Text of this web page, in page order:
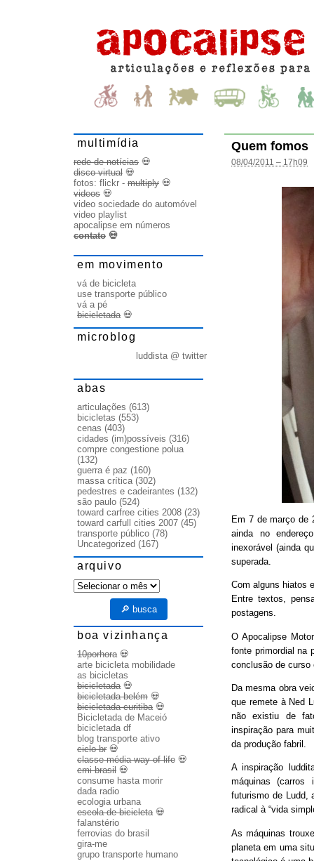
Quem fomos
08/04/2011 – 17h09
Em 7 de março de
ainda no
inexorável (ainda
superada.
Com alguns hiatos
Entre textos,
postagens.
O Apocalipse
fonte primordial na
conclusão de curso
Da mesma obra
que remete à Ned
não existiu de
inspiração para
da produção fabril.
A inspiração
máquinas (carros
futurismo de Ludd,
radical à “vida
As máquinas
planeta em uma
multimídia
rede de notícias 💀
disco virtual 💀
fotos: flickr - multiply 💀
videos 💀
video sociedade do automóvel
video playlist
apocalipse em números
contato 💀
em movimento
vá de bicicleta
use transporte público
vá a pé
bicicletada💀
microblog
luddista @ twitter
abas
articulações (613)
bicicletas (553)
cenas (403)
cidades (im)possíveis (316)
compre congestione polua
(132)
guerra é paz (160)
massa crítica(302)
pedestres e cadeirantes (132)
são paulo (524)
toward carfree cities 2008 (23)
toward carfull cities 2007 (45)
transporte público (78)
Uncategorized (167)
arquivo
arquivo
🔎 busca
boa vizinhança
10porhora💀
arte bicicleta mobilidade
as bicicletas
bicicletada💀
bicicletada belém 💀
bicicletada curitiba💀
Bicicletada de Maceió
bicicletada df
blog transporte ativo
ciclo br 💀
classe média way of life 💀
cmi brasil 💀
consume hasta morir
dada radio
ecologia urbana
escola de bicicleta💀
falanstério
ferrovias do brasil
gira-me
grupo transporte humano